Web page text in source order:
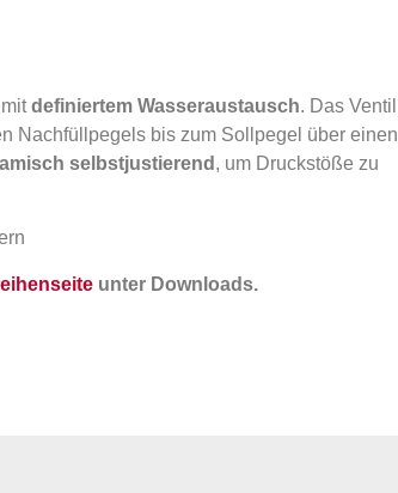
mitdefiniertem Wasseraustausch. Das Ventil
Nachfüllpegels bis zum Sollpegel über einen
selbstjustierend , um Druckstöße zu
unter Downloads.